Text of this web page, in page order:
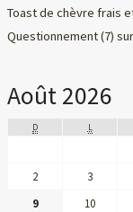
Toast de chèvre frais
Questionnement (7)
Août 2026
D L
2
3
9
10